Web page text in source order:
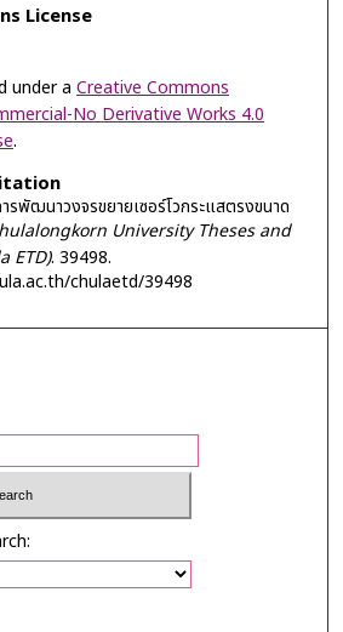
License
under a Creative Commons
No Derivative Works 4.0
.
พัฒนาวงจรขยายเซอร์โวกระแสตรงขนาด
University Theses and
ETD). 39498.
chulaetd/39498